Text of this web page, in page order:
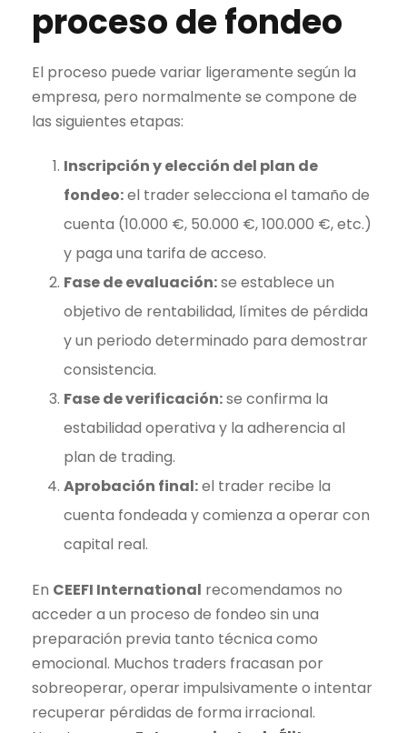
proceso de fondeo
El proceso puede variar ligeramente según la
empresa, pero normalmente se compone de
las siguientes etapas:
Inscripción y elección del plan de
fondeo:el traderselecciona el tamaño de
cuenta (10.000 €, 50.000 €, 100.000 €, etc.)
y paga una tarifa de acceso.
Fase de evaluación:se establece un
objetivo de rentabilidad, límites de pérdida
y un periodo determinado para demostrar
consistencia.
Fase de verificación:se confirma la
estabilidad operativa y la adherencia al
plan de trading.
Aprobación final:el trader recibe la
cuenta fondeada y comienza a operar con
capital real.
En CEEFI International recomendamos no
acceder a un proceso de fondeo sin una
preparación previa tanto técnica como
emocional. Muchos traders fracasan por
sobreoperar, operar impulsivamente o intentar
recuperar pérdidas de forma irracional.